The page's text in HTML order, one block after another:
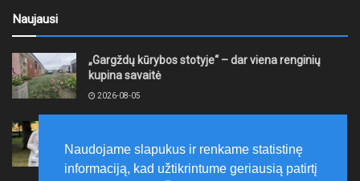
Naujausi
„Gargždų kūrybos stotyje“ – dar viena renginių
kupina savaitė
2026-08-05
papuošė trys nauji kūriniai
2026-08-05
Naudojame slapukus ir renkame statistinę
informaciją, kad užtikrintume geriausią patirtį